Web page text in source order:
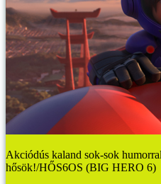
Akciódús kaland sok-sok
hősök!/HŐS6OS (BIG HERO 6)